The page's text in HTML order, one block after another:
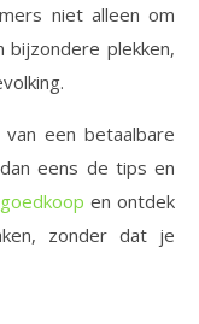
niet alleen om
bijzondere plekken,
een betaalbare
eens de tips en
en ontdek
zonder dat je